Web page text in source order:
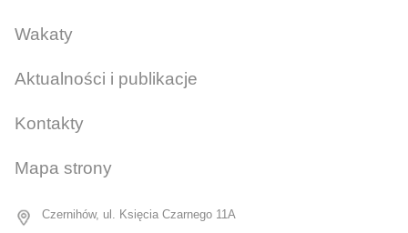
Wakaty
Aktualności i publikacje
Kontakty
Mapa strony
Czernihów, ul. Księcia Czarnego 11A